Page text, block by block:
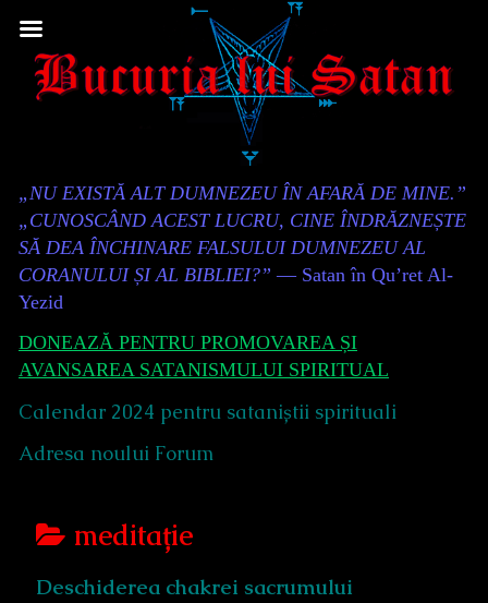
to
Content
Header
„NU EXISTĂ ALT DUMNEZEU ÎN AFARĂ DE MINE.”
„CUNOSCÂND ACEST LUCRU, CINE ÎNDRĂZNEȘTE
SĂ DEA ÎNCHINARE FALSULUI DUMNEZEU AL
CORANULUI ȘI AL BIBLIEI?” — Satan în Qu’ret Al-
Yezid
DONEAZĂ PENTRU PROMOVAREA ȘI
AVANSAREA SATANISMULUI SPIRITUAL
Calendar 2024 pentru sataniștii spirituali
Adresa noului Forum
Posts
categoriezed
meditație
Deschiderea chakrei sacrumului